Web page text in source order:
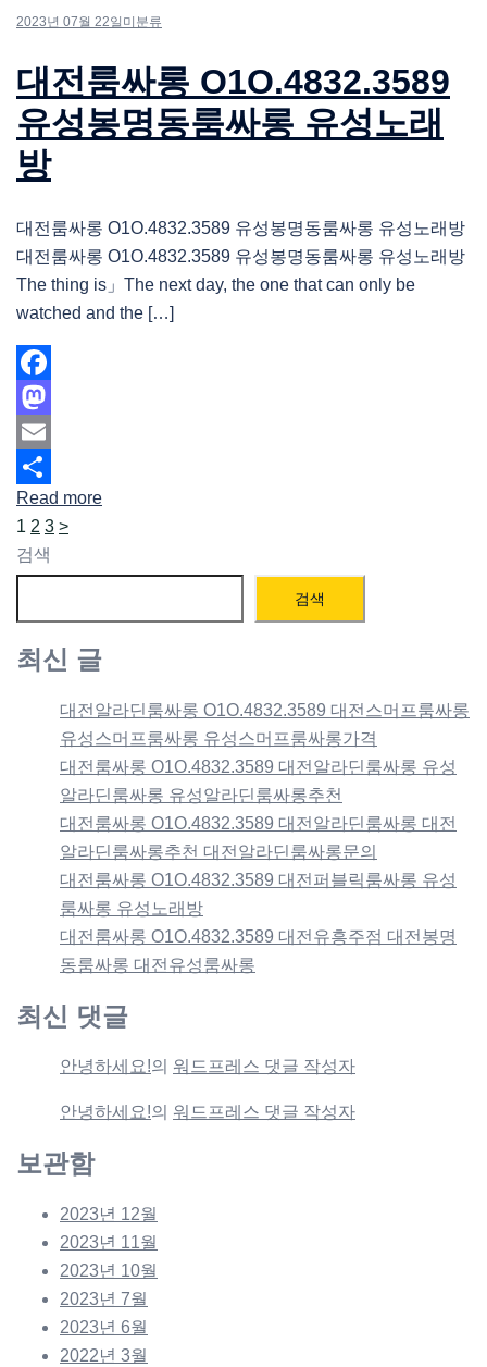
2023년 07월 22일 미분류
대전룸싸롱 O1O.4832.3589
유성봉명동룸싸롱 유성노래
방
대전룸싸롱 O1O.4832.3589 유성봉명동룸싸롱 유성노래방
대전룸싸롱 O1O.4832.3589 유성봉명동룸싸롱 유성노래방
The thing is」The next day, the one that can only be
watched and the […]
Facebook
Mastodon
Email
Share
Read more
글
페
이
지
매
김
1 2 3 >
검색
검색
최신 글
대전알라딘룸싸롱 O1O.4832.3589 대전스머프룸싸롱
유성스머프룸싸롱 유성스머프룸싸롱가격
대전룸싸롱 O1O.4832.3589 대전알라딘룸싸롱 유성
알라딘룸싸롱 유성알라딘룸싸롱추천
대전룸싸롱 O1O.4832.3589 대전알라딘룸싸롱 대전
알라딘룸싸롱추천 대전알라딘룸싸롱문의
대전룸싸롱 O1O.4832.3589 대전퍼블릭룸싸롱 유성
룸싸롱 유성노래방
대전룸싸롱 O1O.4832.3589 대전유흥주점 대전봉명
동룸싸롱 대전유성룸싸롱
최신 댓글
안녕하세요!의 워드프레스 댓글 작성자
안녕하세요!의 워드프레스 댓글 작성자
보관함
2023년 12월
2023년 11월
2023년 10월
2023년 7월
2023년 6월
2022년 3월